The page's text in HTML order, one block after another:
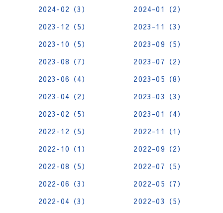
2024-02（3）
2024-01（2）
2023-12（5）
2023-11（3）
2023-10（5）
2023-09（5）
2023-08（7）
2023-07（2）
2023-06（4）
2023-05（8）
2023-04（2）
2023-03（3）
2023-02（5）
2023-01（4）
2022-12（5）
2022-11（1）
2022-10（1）
2022-09（2）
2022-08（5）
2022-07（5）
2022-06（3）
2022-05（7）
2022-04（3）
2022-03（5）